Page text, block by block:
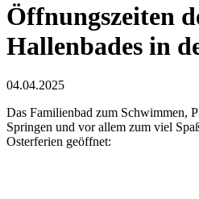
Öffnungszeiten
Hallenbades in
04.04.2025
Das Familienbad zum Schwimmen,
Springen und vor allem zum viel
Osterferien geöffnet: